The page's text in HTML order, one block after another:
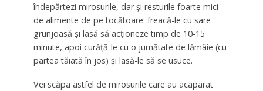
îndepărtezi mirosurile, dar și resturile foarte mici
de alimente de pe tocătoare: freacă-le cu sare
grunjoasă și lasă să acționeze timp de 10-15
minute, apoi curăță-le cu o jumătate de lămâie (cu
partea tăiată în jos) și lasă-le să se usuce.
Vei scăpa astfel de mirosurile care au acaparat